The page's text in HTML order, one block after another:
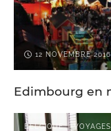
12 NOVEMBRE 2016
Edimbourg en
BELGIQUE